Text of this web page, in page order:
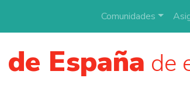
Comunidades
España de